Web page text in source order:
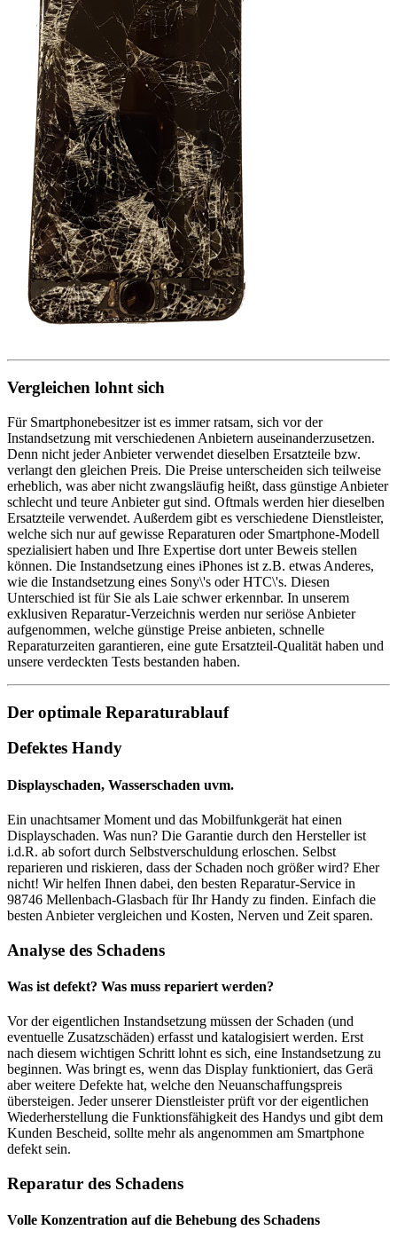
Vergleichen lohnt sich
Für Smartphonebesitzer ist es immer ratsam, sich vor der
Instandsetzung mit verschiedenen Anbietern auseinanderzusetzen.
Denn nicht jeder Anbieter verwendet dieselben Ersatzteile bzw.
verlangt den gleichen Preis. Die Preise unterscheiden sich teilweise
erheblich, was aber nicht zwangsläufig heißt, dass günstige Anbieter
schlecht und teure Anbieter gut sind. Oftmals werden hier dieselben
Ersatzteile verwendet. Außerdem gibt es verschiedene Dienstleister,
welche sich nur auf gewisse Reparaturen oder Smartphone-Modell
spezialisiert haben und Ihre Expertise dort unter Beweis stellen
können. Die Instandsetzung eines iPhones ist z.B. etwas Anderes,
wie die Instandsetzung eines Sony\'s oder HTC\'s. Diesen
Unterschied ist für Sie als Laie schwer erkennbar. In unserem
exklusiven Reparatur-Verzeichnis werden nur seriöse Anbieter
aufgenommen, welche günstige Preise anbieten, schnelle
Reparaturzeiten garantieren, eine gute Ersatzteil-Qualität haben und
unsere verdeckten Tests bestanden haben.
Der optimale Reparaturablauf
Defektes Handy
Displayschaden, Wasserschaden uvm.
Ein unachtsamer Moment und das Mobilfunkgerät hat einen
Displayschaden. Was nun? Die Garantie durch den Hersteller ist
i.d.R. ab sofort durch Selbstverschuldung erloschen. Selbst
reparieren und riskieren, dass der Schaden noch größer wird? Eher
nicht! Wir helfen Ihnen dabei, den besten Reparatur-Service in
98746 Mellenbach-Glasbach für Ihr Handy zu finden. Einfach die
besten Anbieter vergleichen und Kosten, Nerven und Zeit sparen.
Analyse des Schadens
Was ist defekt? Was muss repariert werden?
Vor der eigentlichen Instandsetzung müssen der Schaden (und
eventuelle Zusatzschäden) erfasst und katalogisiert werden. Erst
nach diesem wichtigen Schritt lohnt es sich, eine Instandsetzung zu
beginnen. Was bringt es, wenn das Display funktioniert, das Gerä
aber weitere Defekte hat, welche den Neuanschaffungspreis
übersteigen. Jeder unserer Dienstleister prüft vor der eigentlichen
Wiederherstellung die Funktionsfähigkeit des Handys und gibt dem
Kunden Bescheid, sollte mehr als angenommen am Smartphone
defekt sein.
Reparatur des Schadens
Volle Konzentration auf die Behebung des Schadens